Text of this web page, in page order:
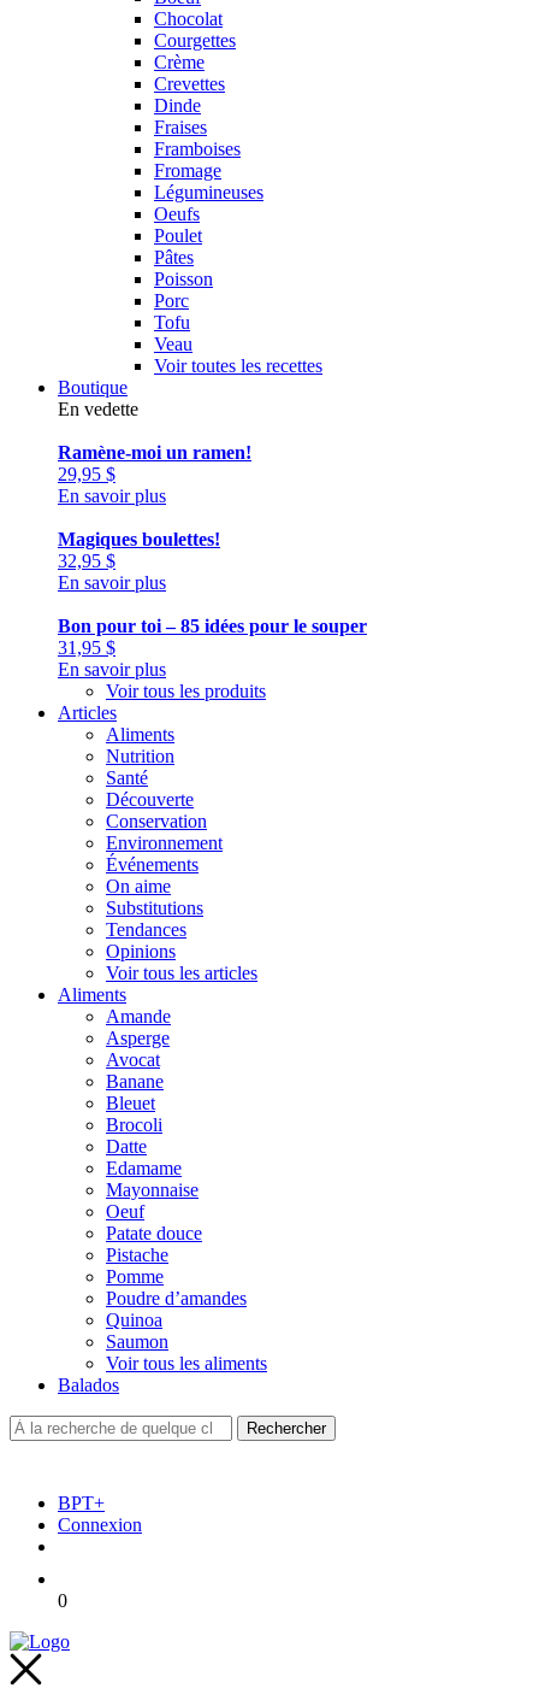
Chocolat
Courgettes
Crème
Crevettes
Dinde
Fraises
Framboises
Fromage
Légumineuses
Oeufs
Poulet
Pâtes
Poisson
Porc
Tofu
Veau
Voir toutes les recettes
Boutique
En vedette
Ramène-moi un ramen!
29,95 $
En savoir plus
Magiques boulettes!
32,95 $
En savoir plus
Bon pour toi – 85 idées pour le souper
31,95 $
En savoir plus
Voir tous les produits
Articles
Aliments
Nutrition
Santé
Découverte
Conservation
Environnement
Événements
On aime
Substitutions
Tendances
Opinions
Voir tous les articles
Aliments
Amande
Asperge
Avocat
Banane
Bleuet
Brocoli
Datte
Edamame
Mayonnaise
Oeuf
Patate douce
Pistache
Pomme
Poudre d’amandes
Quinoa
Saumon
Voir tous les aliments
Balados
BPT+
Connexion
0